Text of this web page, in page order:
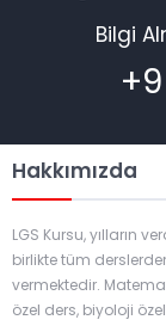
Bilgi
Hakkımızda
LGS Kursu, yılların
birlikte tüm
vermektedir.
özel ders, biyoloji